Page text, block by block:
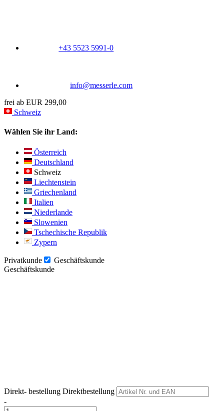
+43 5523 5991-0
info@messerle.com
frei ab EUR 299,00
Schweiz
Wählen Sie ihr Land:
Österreich
Deutschland
Schweiz
Liechtenstein
Griechenland
Italien
Niederlande
Slowenien
Tschechische Republik
Zypern
Privatkunde
Geschäftskunde
Geschäftskunde
Direkt- bestellung Direktbestellung
-